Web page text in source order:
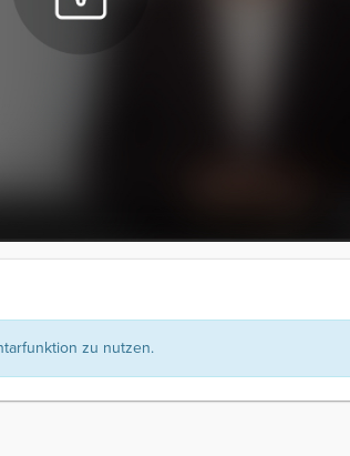
zu nutzen.